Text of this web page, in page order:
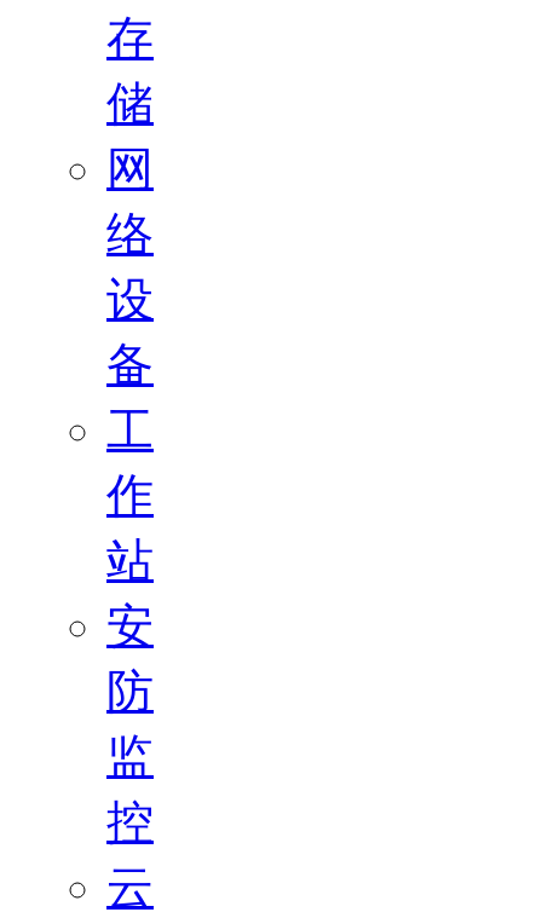
存
储
网
络
设
备
工
作
站
安
防
监
控
云